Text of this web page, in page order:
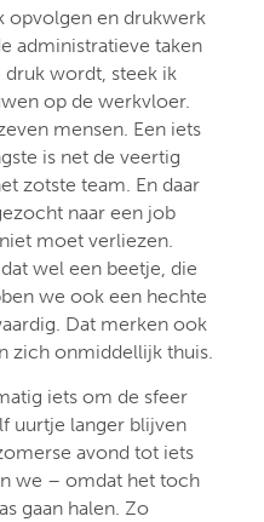
opvolgen en drukwerk
administratieve taken
wordt, steek ik
op de werkvloer.
mensen. Een iets
is net de veertig
zotste team. En daar
naar een job
moet verliezen.
wel een beetje, die
we ook een hechte
Dat merken ook
zich onmiddellijk thuis.
iets om de sfeer
uurtje langer blijven
avond tot iets
we – omdat het toch
gaan halen. Zo